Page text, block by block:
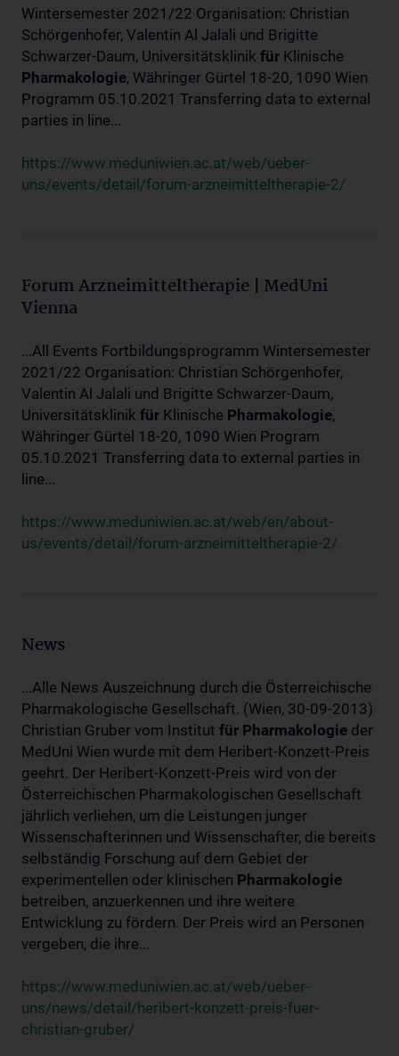
Wintersemester 2021/22 Organisation: Christian
Schörgenhofer, Valentin Al Jalali und Brigitte
Schwarzer-Daum, Universitätsklinik für Klinische
Pharmakologie, Währinger Gürtel 18-20, 1090 Wien
Programm 05.10.2021 Transferring data to external
parties in line...
https://www.meduniwien.ac.at/web/ueber-
uns/events/detail/forum-arzneimitteltherapie-2/
Forum Arzneimitteltherapie | MedUni
Vienna
...All Events Fortbildungsprogramm Wintersemester
2021/22 Organisation: Christian Schörgenhofer,
Valentin Al Jalali und Brigitte Schwarzer-Daum,
Universitätsklinik für Klinische Pharmakologie,
Währinger Gürtel 18-20, 1090 Wien Program
05.10.2021 Transferring data to external parties in
line...
https://www.meduniwien.ac.at/web/en/about-
us/events/detail/forum-arzneimitteltherapie-2/
News
...Alle News Auszeichnung durch die Österreichische
Pharmakologische Gesellschaft. (Wien, 30-09-2013)
Christian Gruber vom Institut für Pharmakologie der
MedUni Wien wurde mit dem Heribert-Konzett-Preis
geehrt. Der Heribert-Konzett-Preis wird von der
Österreichischen Pharmakologischen Gesellschaft
jährlich verliehen, um die Leistungen junger
Wissenschafterinnen und Wissenschafter, die bereits
selbständig Forschung auf dem Gebiet der
experimentellen oder klinischen Pharmakologie
betreiben, anzuerkennen und ihre weitere
Entwicklung zu fördern. Der Preis wird an Personen
vergeben, die ihre...
https://www.meduniwien.ac.at/web/ueber-
uns/news/detail/heribert-konzett-preis-fuer-
christian-gruber/